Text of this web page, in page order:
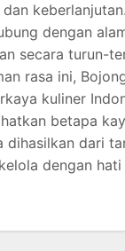
dan
dengan
secara turun-
rasa ini,
kuliner
betapa
dihasilkan dari
dengan hati